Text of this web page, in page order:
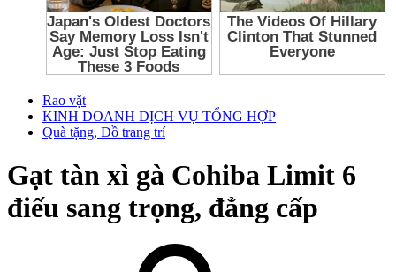
Rao vặt
KINH DOANH DỊCH VỤ TỔNG HỢP
Quà tặng, Đồ trang trí
Gạt tàn xì gà Cohiba Limit 6
điếu sang trọng, đẳng cấp